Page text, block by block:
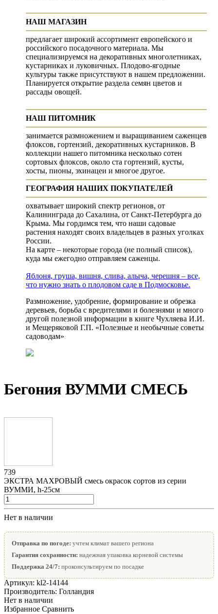
НАШ МАГАЗИН
предлагает широкий ассортимент европейского и
российского посадочного материала. Мы
специализируемся на декоративных многолетниках,
кустарниках и луковичных. Плодово-ягодные
культуры также присутствуют в нашем предложении.
Планируется открытие раздела семян цветов и
рассады овощей.
НАШ ПИТОМНИК
занимается размножением и выращиванием саженцев
флоксов, гортензий, декоративных кустарников. В
коллекции нашего питомника несколько сотен
сортовых флоксов, около ста гортензий, кусты,
хосты, пионы, эхинацеи и многое другое.
ГЕОГРАФИЯ НАШИХ ПОКУПАТЕЛЕЙ
охватывает широкий спектр регионов, от
Калининграда до Сахалина, от Санкт-Петербурга до
Крыма. Мы гордимся тем, что наши садовые
растения находят своих владельцев в разных уголках
России.
На карте – некоторые города (не полный список),
куда мы ежегодно отправляем саженцы.
Яблоня, груша, вишня, слива, алыча, черешня – все,
что нужно знать о плодовом саде в Подмосковье.
Размножение, удобрение, формирование и обрезка
деревьев, борьба с вредителями и болезнями и много
другой полезной информации в книге Чухляева И.И.
и Мещеряковой Г.П. «Полезные и необычные советы
садоводам»
Бегония ВУММИ СМЕСЬ
739
ЭКСТРА МАХРОВЫЙ смесь окрасок сортов из серии
ВУММИ, h-25см
Нет в наличии
Отправка по погоде: учтем климат вашего региона
Гарантия сохранности: надежная упаковка корневой системы
Поддержка 24/7: проконсультируем по посадке
Артикул: kl2-14144
Производитель: Голландия
Нет в наличии
Избранное Сравнить